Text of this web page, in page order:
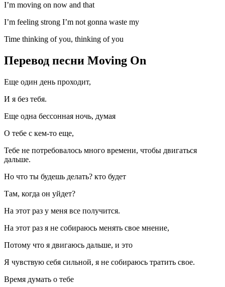
I’m moving on now and that
I’m feeling strong I’m not gonna waste my
Time thinking of you, thinking of you
Перевод песни Moving On
Еще один день проходит,
И я без тебя.
Еще одна бессонная ночь, думая
О тебе с кем-то еще,
Тебе не потребовалось много времени, чтобы двигаться
дальше.
Но что ты будешь делать? кто будет
Там, когда он уйдет?
На этот раз у меня все получится.
На этот раз я не собираюсь менять свое мнение,
Потому что я двигаюсь дальше, и это
Я чувствую себя сильной, я не собираюсь тратить свое.
Время думать о тебе